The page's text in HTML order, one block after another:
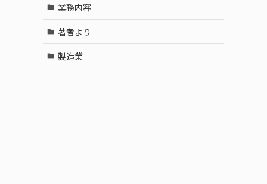
業務内容
著者より
製造業